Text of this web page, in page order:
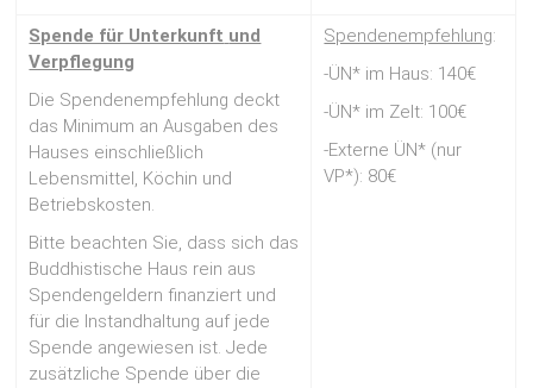
Spende für Unterkunft und
Verpflegung
Die Spendenempfehlung deckt
das Minimum an Ausgaben des
Hauses einschließlich
Lebensmittel, Köchin und
Betriebskosten.
Bitte beachten Sie, dass sich das
Buddhistische Haus rein aus
Spendengeldern finanziert und
für die Instandhaltung auf jede
Spende angewiesen ist. Jede
zusätzliche Spende über die
Spendenempfehlung:
-ÜN* im Haus: 140€
-ÜN* im Zelt: 100€
-Externe ÜN* (nur
VP*): 80€